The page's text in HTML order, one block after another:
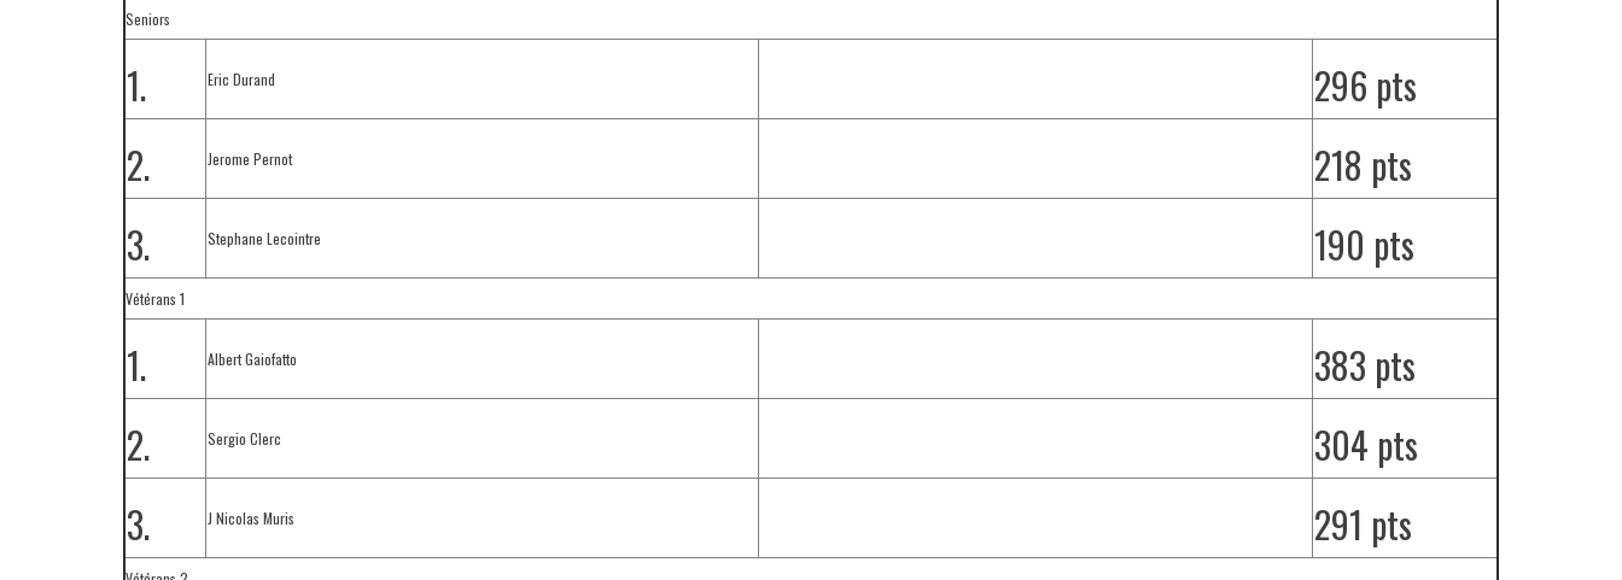
Seniors
1. Eric Durand
296 pts
2.
Jerome Pernot
218 pts
3.
Stephane Lecointre 190 pts
Vétérans 1
1. Albert Gaiofatto
383 pts
2.
Sergio Clerc
304 pts
3.
J Nicolas Muris 291 pts